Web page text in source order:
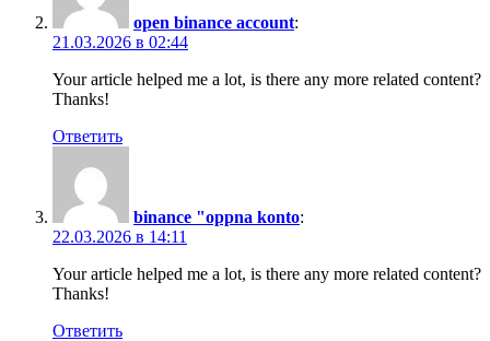
open binance account:
21.03.2026 в 02:44
Your article helped me a lot, is there any more related content?
Thanks!
Ответить
binance "oppna konto:
22.03.2026 в 14:11
Your article helped me a lot, is there any more related content?
Thanks!
Ответить